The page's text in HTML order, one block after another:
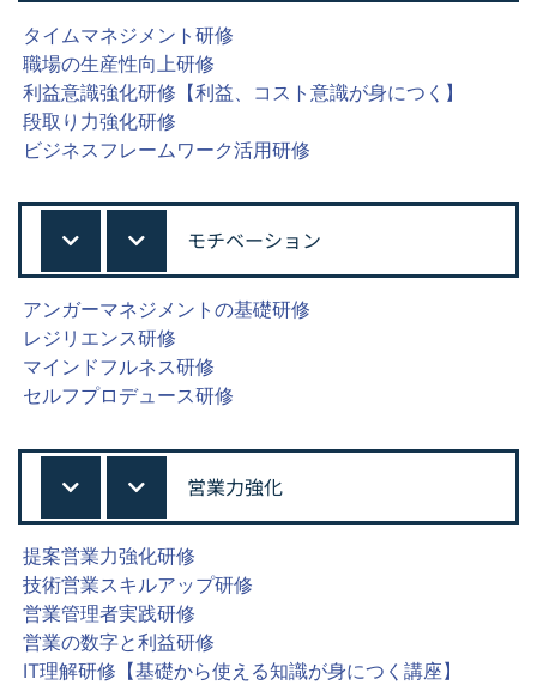
タイムマネジメント研修
職場の生産性向上研修
利益意識強化研修【利益、コスト意識が身につく】
段取り力強化研修
ビジネスフレームワーク活用研修
モチベーション
アンガーマネジメントの基礎研修
レジリエンス研修
マインドフルネス研修
セルフプロデュース研修
営業力強化
提案営業力強化研修
技術営業スキルアップ研修
営業管理者実践研修
営業の数字と利益研修
IT理解研修【基礎から使える知識が身につく講座】